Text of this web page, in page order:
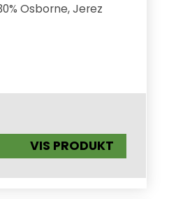
Osborne, Jerez
VIS PRODUKT